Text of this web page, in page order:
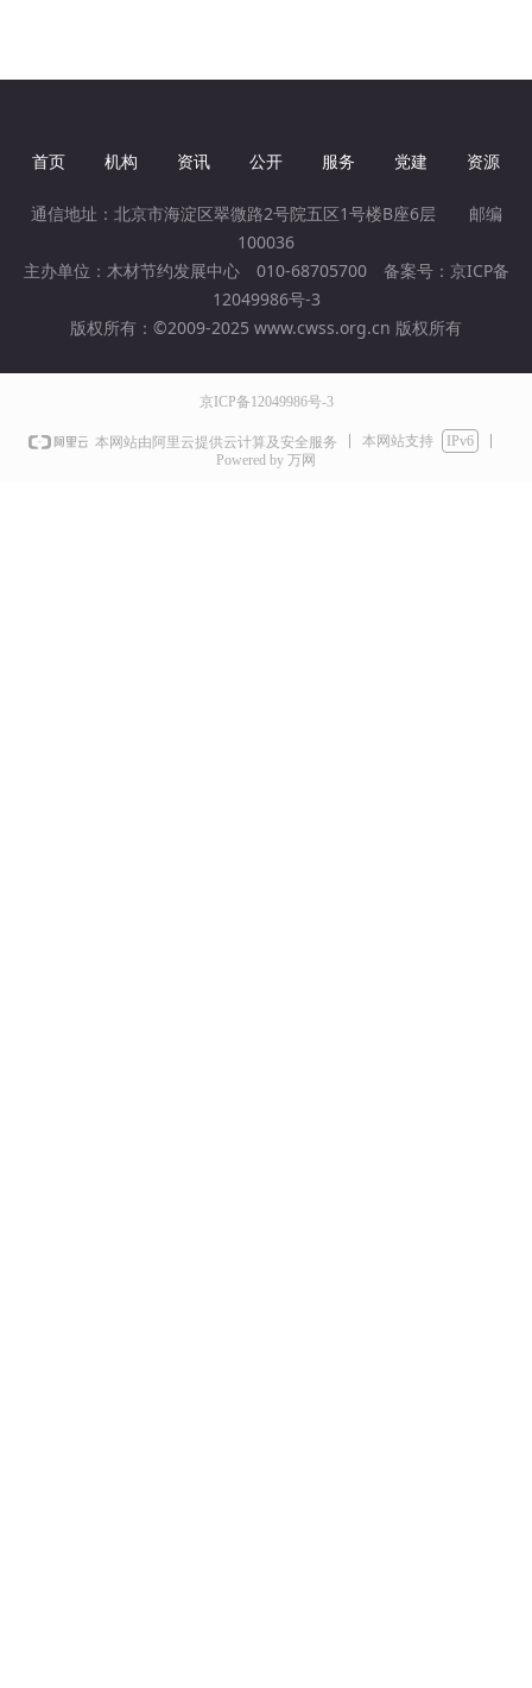
首页 机构 资讯 公开 服务 党建 资源
通信地址：北京市海淀区翠微路2号院五区1号楼B座6层 邮编
100036
主办单位：木材节约发展中心 010-68705700 备案号： 京ICP备
12049986号-3
版权所有：©2009-2025 www.cwss.org.cn 版权所有
京ICP备12049986号-3
本网站由阿里云提供云计算及安全服务 本网站支持
IPv6
Powered by 万网